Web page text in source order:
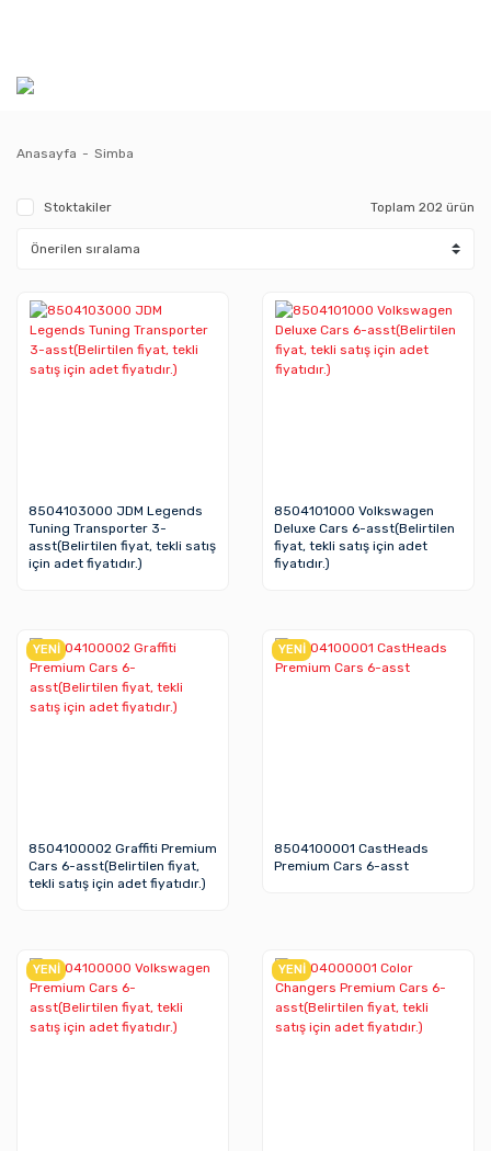
Anasayfa Simba
Stoktakiler Toplam 202 ürün
8504103000 JDM Legends
Tuning Transporter 3-
asst(Belirtilen fiyat, tekli satış
için adet fiyatıdır.)
8504101000 Volkswagen
Deluxe Cars 6-asst(Belirtilen
fiyat, tekli satış için adet
fiyatıdır.)
YENİ
8504100002 Graffiti Premium
Cars 6-asst(Belirtilen fiyat,
tekli satış için adet fiyatıdır.)
YENİ
8504100001 CastHeads
Premium Cars 6-asst
YENİ YENİ